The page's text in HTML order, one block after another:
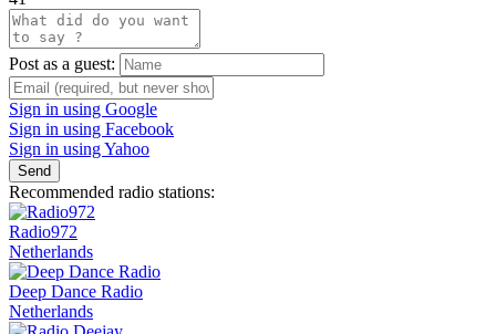
Post as a guest:
Sign in using Google
Sign in using Facebook
Sign in using Yahoo
Send
Recommended radio stations:
Radio972
Netherlands
Deep Dance Radio
Netherlands